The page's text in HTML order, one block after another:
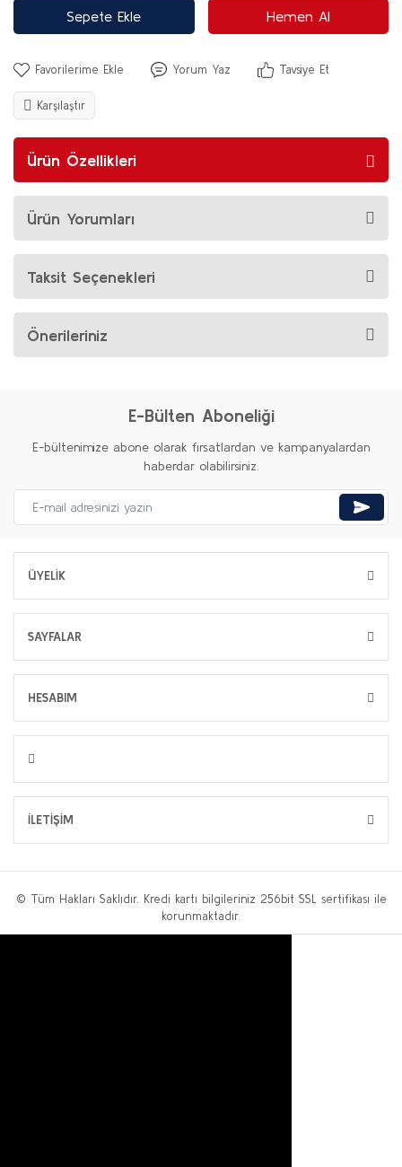
Sepete Ekle Hemen Al
Yorum Yaz Tavsiye Et
Karşılaştır
Ürün Özellikleri
Ürün Yorumları
Taksit Seçenekleri
Önerileriniz
E-Bülten Aboneliği
E-bültenimize abone olarak fırsatlardan ve kampanyalardan
haberdar olabilirsiniz.
ÜYELİK
SAYFALAR
HESABIM
İLETİŞİM
© Tüm Hakları Saklıdır. Kredi kartı bilgileriniz 256bit SSL sertifikası ile
korunmaktadır.